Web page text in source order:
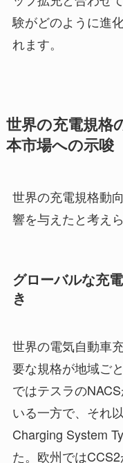
験がどのように進
れます。
世界の充電規格
本市場への示唆
世界の充電規格動
響を与えたと考えら
グローバルな充
き
世界の電気自動車
要な規格が地域ご
ではテスラの
いる一方で、それ
Charging System
た。欧州では